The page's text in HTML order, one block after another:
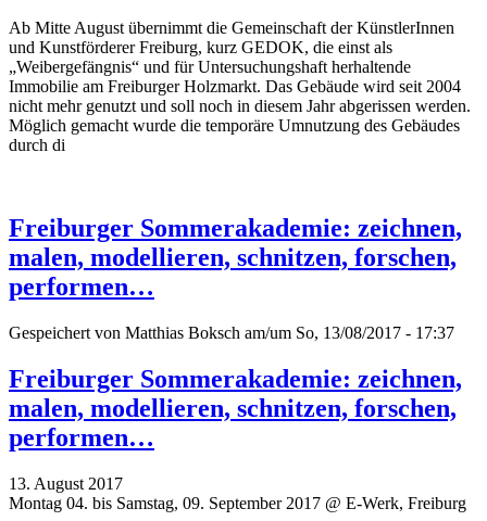
Ab Mitte August übernimmt die Gemeinschaft der KünstlerInnen
und Kunstförderer Freiburg, kurz GEDOK, die einst als
„Weibergefängnis“ und für Untersuchungshaft herhaltende
Immobilie am Freiburger Holzmarkt. Das Gebäude wird seit 2004
nicht mehr genutzt und soll noch in diesem Jahr abgerissen werden.
Möglich gemacht wurde die temporäre Umnutzung des Gebäudes
durch di
Freiburger Sommerakademie: zeichnen,
malen, modellieren, schnitzen, forschen,
performen…
Gespeichert von Matthias Boksch am/um So, 13/08/2017 - 17:37
Freiburger Sommerakademie: zeichnen,
malen, modellieren, schnitzen, forschen,
performen…
13. August 2017
Montag 04. bis Samstag, 09. September 2017 @ E-Werk, Freiburg